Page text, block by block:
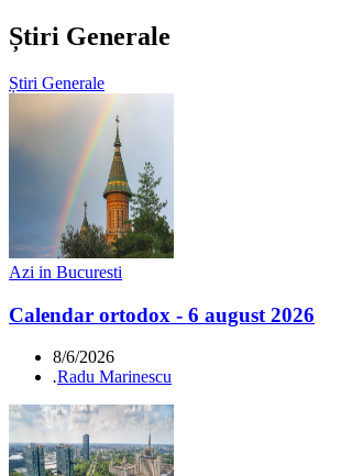
Știri Generale
Știri Generale
Azi in Bucuresti
Calendar ortodox - 6 august 2026
8/6/2026
.Radu Marinescu